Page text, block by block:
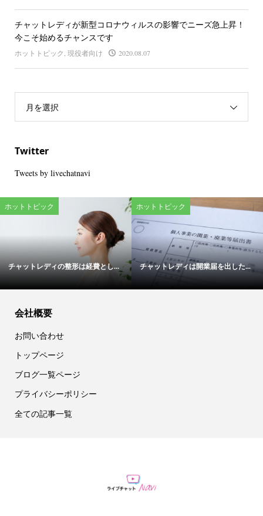
チャットレディが新型コロナウィルスの影響でニーズ急上昇！
今こそ始めるチャンスです
ホットトピック, 現役者向け 2020.08.07
月を選択
Twitter
Tweets by livechatnavi
ホットトピック
チャットレディの整形は経費とし...
ホットトピック
チャットレディは開業届を出した...
会社概要
お問い合わせ
トップページ
ブログ一覧ページ
プライバシーポリシー
全ての記事一覧